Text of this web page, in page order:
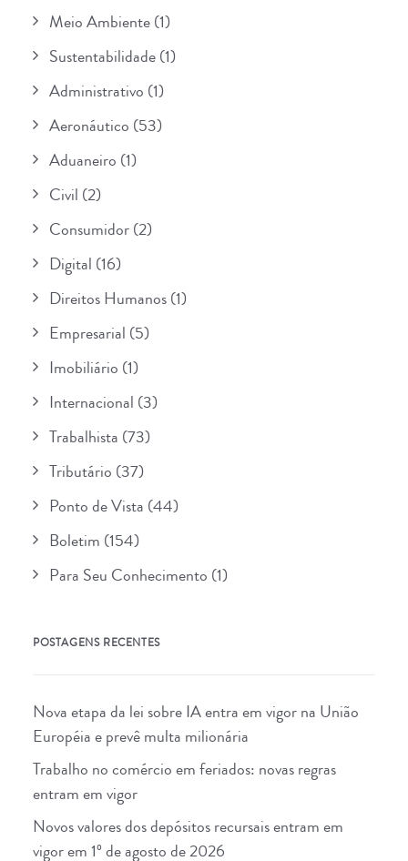
Meio Ambiente(1)
Sustentabilidade(1)
Administrativo (1)
Aeronáutico (53)
Aduaneiro (1)
Civil (2)
Consumidor(2)
Digital (16)
Direitos Humanos(1)
Empresarial (5)
Imobiliário (1)
Internacional (3)
Trabalhista (73)
Tributário (37)
Ponto de Vista (44)
Boletim (154)
Para Seu Conhecimento (1)
POSTAGENS RECENTES
Nova etapa da lei sobre IA entra em vigor na União
Européia e prevê multa milionária
Trabalho no comércio em feriados: novas regras
entram em vigor
Novos valores dos depósitos recursais entram em
vigor em 1º de agosto de 2026